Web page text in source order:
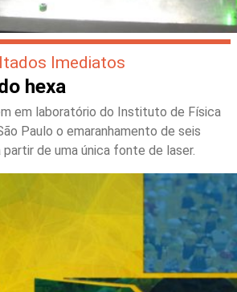
Imediatos
hexa
em laboratório do Instituto de Física
Paulo o emaranhamento de seis
de uma única fonte de laser.